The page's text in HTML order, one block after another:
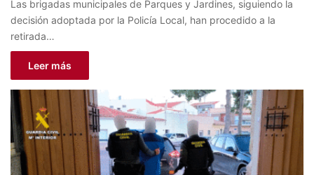
Las brigadas municipales de Parques y Jardines, siguiendo la
decisión adoptada por la Policía Local, han procedido a la
retirada…
Leer más